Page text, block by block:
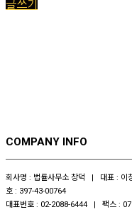
글쓰기
COMPANY INFO
회사명 : 법률사무소 창덕 | 대표 :
호 : 397-43-00764
대표번호 : 02-2088-6444 | 팩스 :